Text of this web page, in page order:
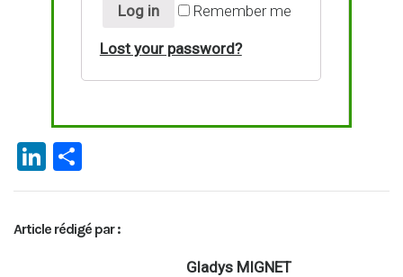
Log in Remember me
Lost your password?
Li
n
ke
dI
ar
ta
g
Article rédigé par :
Gladys MIGNET